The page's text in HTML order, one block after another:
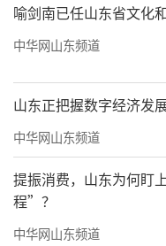
喻剑南已任山东省文化
中华网山东频道
山东正把握数字经济发
中华网山东频道
提振消费，山东为何盯
程”？
中华网山东频道